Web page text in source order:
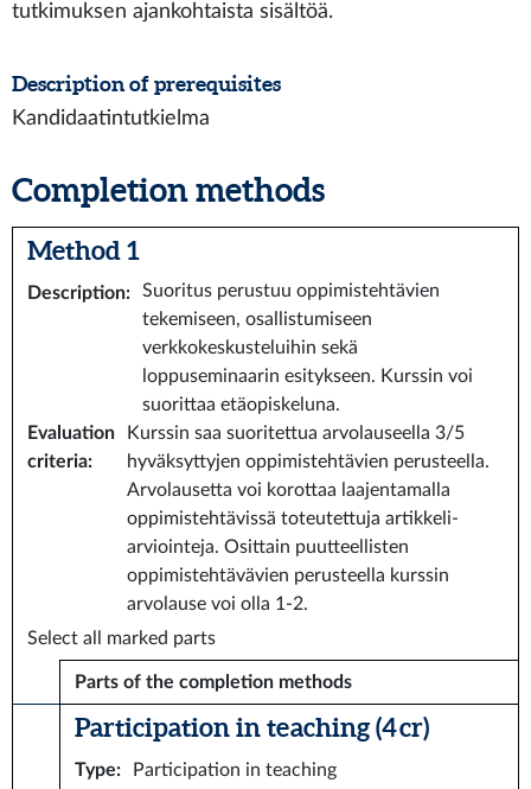
tutkimuksen ajankohtaista sisältöä.
Description of prerequisites
Kandidaatintutkielma
Completion methods
Method 1
Description:
Suoritus perustuu oppimistehtävien
tekemiseen, osallistumiseen
verkkokeskusteluihin sekä
loppuseminaarin esitykseen. Kurssin voi
suorittaa etäopiskeluna.
Evaluation
criteria:
Kurssin saa suoritettua arvolauseella 3/5
hyväksyttyjen oppimistehtävien perusteella.
Arvolausetta voi korottaa laajentamalla
oppimistehtävissä toteutettuja artikkeli-
arviointeja. Osittain puutteellisten
oppimistehtävävien perusteella kurssin
arvolause voi olla 1-2.
Select all marked parts
Parts of the completion methods
Participation in teaching (4 cr)
Type:
Participation in teaching